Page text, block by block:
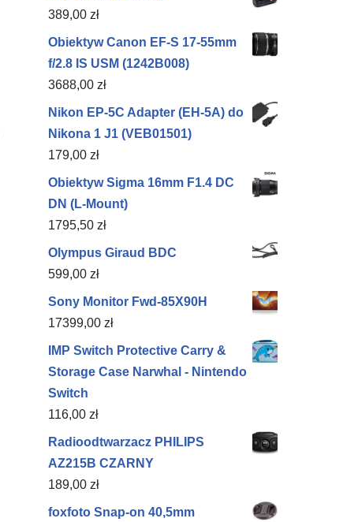
389,00 zł
Obiektyw Canon EF-S 17-55mm
f/2.8 IS USM (1242B008)
3688,00 zł
Nikon EP-5C Adapter (EH-5A) do
Nikona 1 J1 (VEB01501)
179,00 zł
Obiektyw Sigma 16mm F1.4 DC
DN (L-Mount)
1795,50 zł
Olympus Giraud BDC
599,00 zł
Sony Monitor Fwd-85X90H
17399,00 zł
IMP Switch Protective Carry &
Storage Case Narwhal - Nintendo
Switch
116,00 zł
Radioodtwarzacz PHILIPS
AZ215B CZARNY
189,00 zł
foxfoto Snap-on 40,5mm